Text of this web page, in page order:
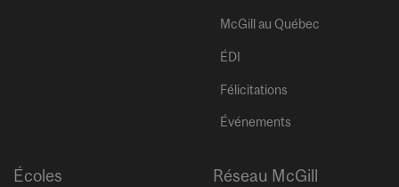
McGill au Québec
ÉDI
Félicitations
Événements
Écoles Réseau McGill